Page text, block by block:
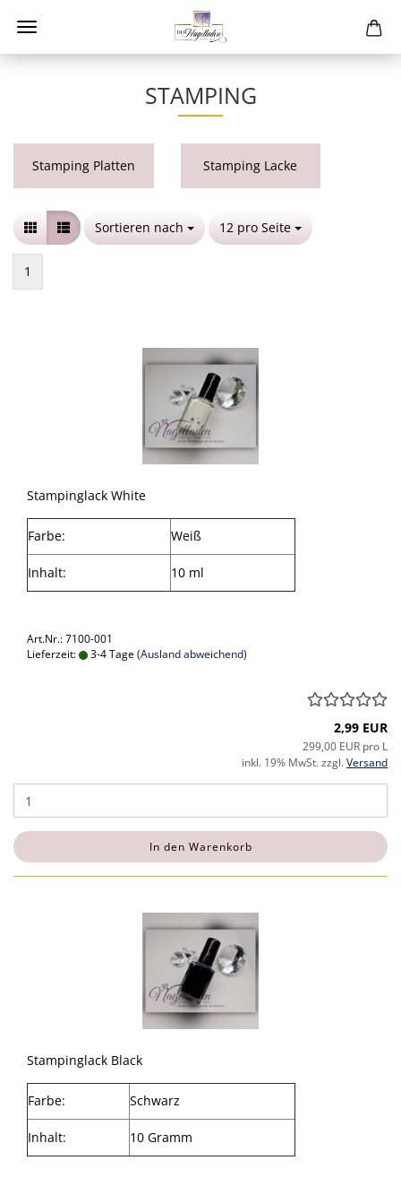
STAMPING
Stamping Platten Stamping Lacke
Sortieren nach
Sortieren nach 12 pro Seite
pro Seite
1
Stampinglack White
Farbe: Weiß
Inhalt: 10 ml
Art.Nr.: 7100-001
Lieferzeit:
3-4 Tage(Ausland abweichend)
2,99 EUR
299,00 EUR pro L
inkl. 19% MwSt. zzgl.Versand
In den Warenkorb
Stampinglack Black
Farbe: Schwarz
Inhalt: 10 Gramm